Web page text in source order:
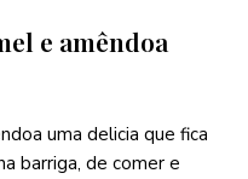
e amêndoa
uma delicia que fica
barriga, de comer e